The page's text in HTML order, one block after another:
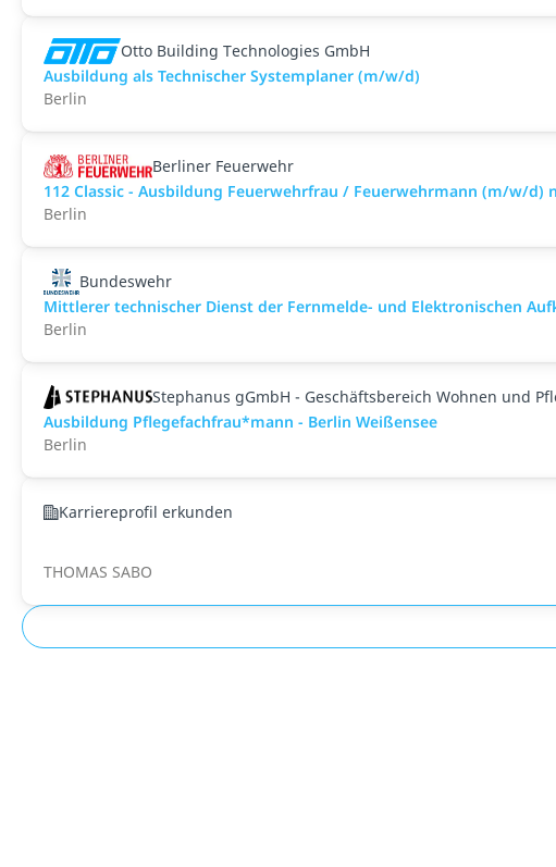
Otto Building Technologies GmbH
Ausbildung als Technischer Systemplaner (m/w/d)
Berlin
Berliner Feuerwehr
112 Classic - Ausbildung Feuerwehrfrau / Feuerwehrmann (m/w/d)
Berlin
Bundeswehr
Mittlerer technischer Dienst der Fernmelde- und Elektronischen
Berlin
Stephanus gGmbH - Geschäftsbereich Wohnen und
Ausbildung Pflegefachfrau*mann - Berlin Weißensee
Berlin
Karriereprofil erkunden
THOMAS SABO